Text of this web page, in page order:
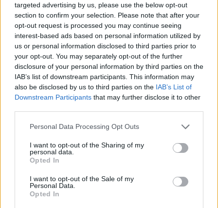
targeted advertising by us, please use the below opt-out
section to confirm your selection. Please note that after your
opt-out request is processed you may continue seeing
interest-based ads based on personal information utilized by
us or personal information disclosed to third parties prior to
your opt-out. You may separately opt-out of the further
disclosure of your personal information by third parties on the
IAB’s list of downstream participants. This information may
also be disclosed by us to third parties on the IAB’s List of
Downstream Participants that may further disclose it to other
Personal Data Processing Opt Outs
I want to opt-out of the Sharing of my
personal data.
Opted In
I want to opt-out of the Sale of my
Personal Data.
Opted In
B. Máthé Zsuzsa: Az élet
„doktoriját” végeztem el az
epilepsziámmal
A rovat további cikkei